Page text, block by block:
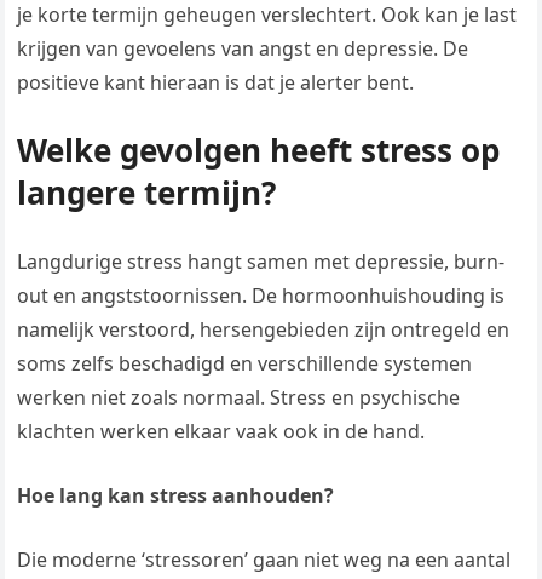
je korte termijn geheugen verslechtert. Ook kan je last
krijgen van gevoelens van angst en depressie. De
positieve kant hieraan is dat je alerter bent.
Welke gevolgen heeft stress op
langere termijn?
Langdurige stress hangt samen met depressie, burn-
out en angststoornissen. De hormoonhuishouding is
namelijk verstoord, hersengebieden zijn ontregeld en
soms zelfs beschadigd en verschillende systemen
werken niet zoals normaal. Stress en psychische
klachten werken elkaar vaak ook in de hand.
Hoe lang kan stress aanhouden?
Die moderne ‘stressoren’ gaan niet weg na een aantal